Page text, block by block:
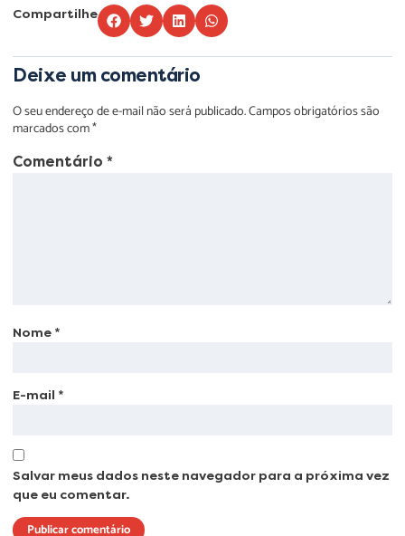
Compartilhe
Deixe um comentário
O seu endereço de e-mail não será publicado.Campos obrigatórios são
marcados com*
Comentário *
Nome *
E-mail *
Salvar meus dados neste navegador para a próxima vez
que eu comentar.